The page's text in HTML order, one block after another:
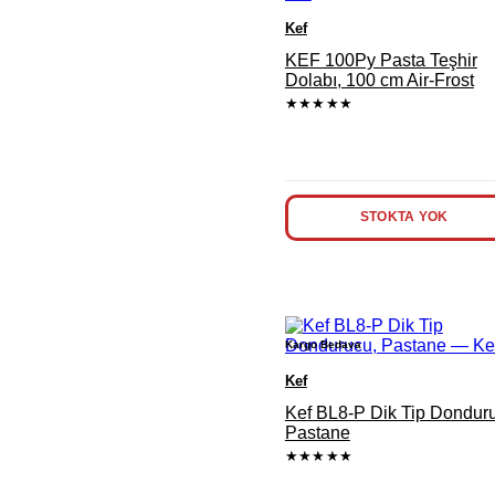
Kef
KEF 100Py Pasta Teşhir
Dolabı, 100 cm Air-Frost
★★★★★
STOKTA YOK
Kargo Bedava
Kef
Kef BL8-P Dik Tip
Pastane
★★★★★